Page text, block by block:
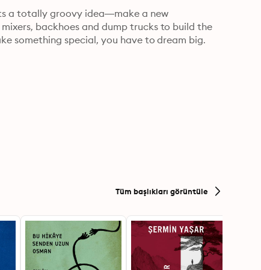
a totally groovy idea—make a new
backhoes and dump trucks to build the
something special, you have to dream big.
Tüm başlıkları görüntüle